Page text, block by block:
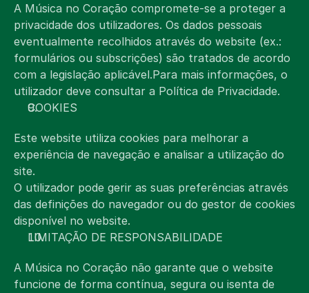
A Música no Coração compromete-se a proteger a
privacidade dos utilizadores. Os dados pessoais
eventualmente recolhidos através do website (ex.:
formulários ou subscrições) são tratados de acordo
com a legislação aplicável.Para mais informações, o
utilizador deve consultar a Política de Privacidade.
COOKIES
Este website utiliza cookies para melhorar a
experiência de navegação e analisar a utilização do
site.
O utilizador pode gerir as suas preferências através
das definições do navegador ou do gestor de cookies
disponível no website.
LIMITAÇÃO DE RESPONSABILIDADE
A Música no Coração não garante que o website
funcione de forma contínua, segura ou isenta de